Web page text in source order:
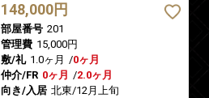
148,000円
部屋番号 201
管理費 15,000円
敷/礼 1.0ヶ月 /0ヶ月
仲介/FR 0ヶ月 /2.0ヶ月
向き/入居 北東/12月上旬